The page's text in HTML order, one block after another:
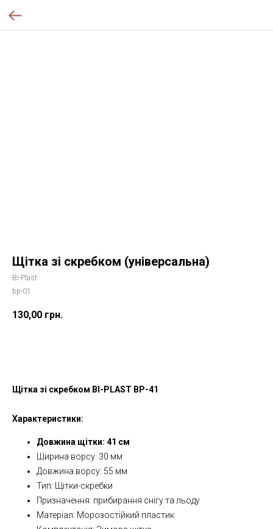
Щітка зі скребком (універсальна)
Bi-Plast
bp-01
130,00 грн.
Щітка зі скребком BI-PLAST BP-41
Характеристики:
Довжина щітки: 41 см
Ширина ворсу: 30 мм
Довжина ворсу: 55 мм
Тип: Щітки-скребки
Призначення: прибирання снігу та льоду
Матеріал: Морозостійкий пластик